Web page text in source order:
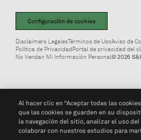
Configuración de cookies
Disclaimers LegalesTérminos de UsoAviso de
Política de PrivacidadPortal de privacidad del
No Vendan Mi Información Personal© 2026
Al hacer clic en “Aceptar todas las
que las cookies se guarden en su
la navegación del sitio, analizar el uso del
colaborar con nuestros estudios para